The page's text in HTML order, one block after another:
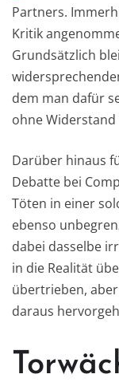
Partners.
Kritik
Grundsätzlich
dem man dafür
ohne
Darüber hinaus
Debatte bei
Töten in einer
ebenso
dabei dasselbe
in die Realität
übertrieben,
daraus